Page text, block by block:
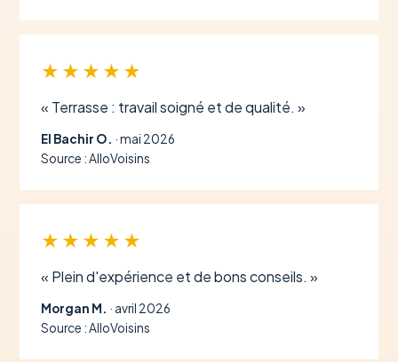
★★★★★
« Terrasse : travail soigné et de qualité. »
El Bachir O. · mai 2026
Source : AlloVoisins
★★★★★
« Plein d'expérience et de bons conseils. »
Morgan M. · avril 2026
Source : AlloVoisins